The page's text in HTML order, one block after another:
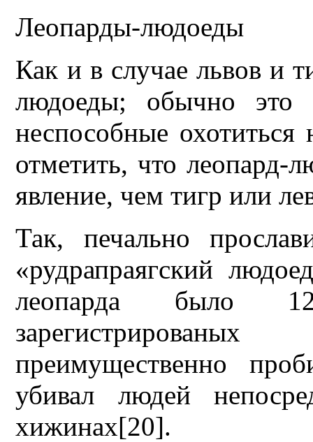
Леопарды-людоеды
Как и в случае львов и
людоеды; обычно это
неспособные
отметить, что леопард-
явление, чем тигр или
Так, печально
«рудрапраягский
леопарда было
преимущественно
убивал людей
хижинах[20].